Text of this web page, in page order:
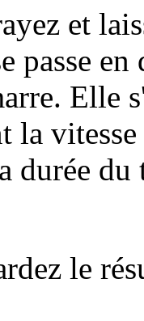
et
passe
Elle
la
durée du
le